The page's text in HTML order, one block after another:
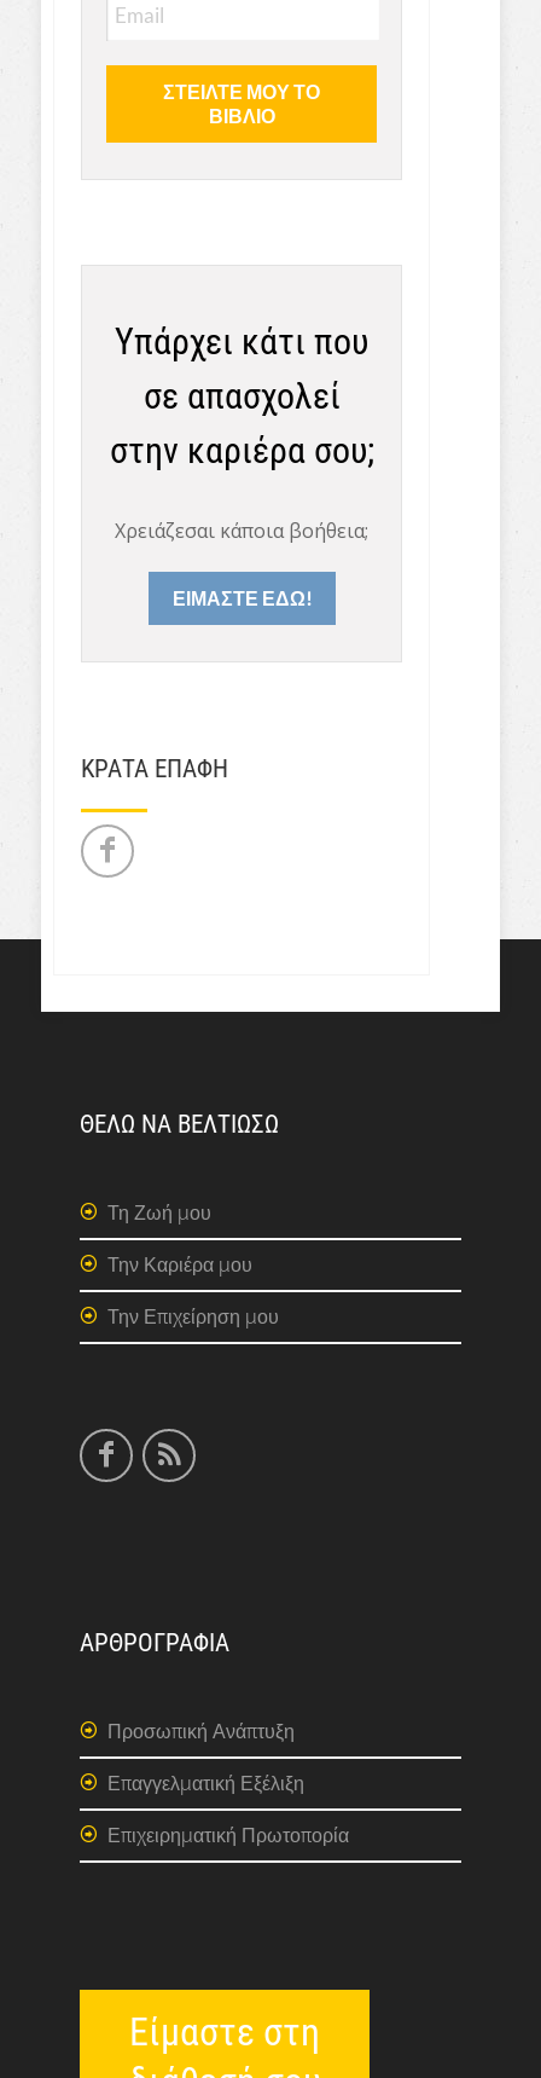
Υπάρχει κάτι που
σε απασχολεί
στην καριέρα σου;
Χρειάζεσαι κάποια βοήθεια;
ΕΙΜΑΣΤΕ ΕΔΩ!
ΚΡΑΤΑ ΕΠΑΦΗ
ΘΕΛΩ ΝΑ ΒΕΛΤΙΩΣΩ
Τη Ζωή μου
Την Καριέρα μου
Την Επιχείρηση μου
ΑΡΘΡΟΓΡΑΦΙΑ
Προσωπική Ανάπτυξη
Επαγγελματική Εξέλιξη
Επιχειρηματική Πρωτοπορία
Είμαστε στη